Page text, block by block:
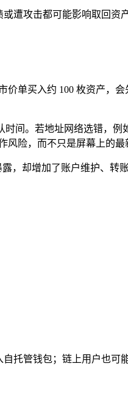
遭攻击都可能影响取回
单买入约 100 枚资产，
间。若地址网络选错，
险，而不只是屏幕上的最
，却增加了账户维护、转
托管钱包；链上用户也